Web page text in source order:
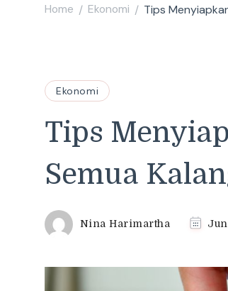
Home / Ekonomi / Tips
Ekonomi
Tips
Semua
Nina Harimartha